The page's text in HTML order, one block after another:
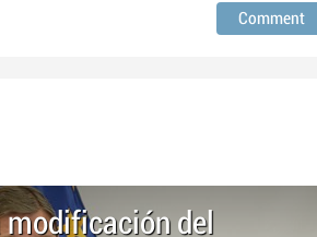
modificación del